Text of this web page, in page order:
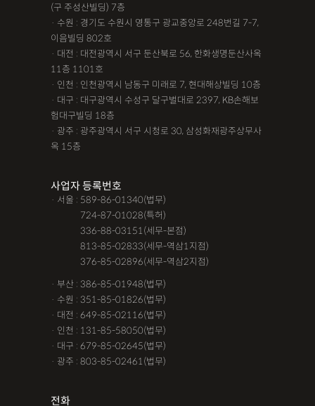
(구 주성산빌딩) 7층
· 수원 : 경기도 수원시 영통구 광교중앙로 248번길 7-7,
이음빌딩 802호
· 대전 : 대전광역시 서구 둔산북로 56, 한화생명둔산사옥
11층 1101호
· 인천 : 인천광역시 남동구 미래로 7, 현대해상빌딩 10층
· 대구 : 대구광역시 수성구 달구벌대로 2397, KB손해보
험대구빌딩 18층
· 광주 : 광주광역시 서구 시청로 30, 삼성화재광주상무사
옥 15층
사업자 등록번호
· 서울 : 589-86-01340(법무)
724-87-01028(특허)
336-88-03151(세무-본점)
813-85-02833(세무-역삼1지점)
376-85-02896(세무-역삼2지점)
· 부산 : 386-85-01948(법무)
· 수원 : 351-85-01826(법무)
· 대전 : 649-85-02116(법무)
· 인천 : 131-85-58050(법무)
· 대구 : 679-85-02645(법무)
· 광주 : 803-85-02461(법무)
전화